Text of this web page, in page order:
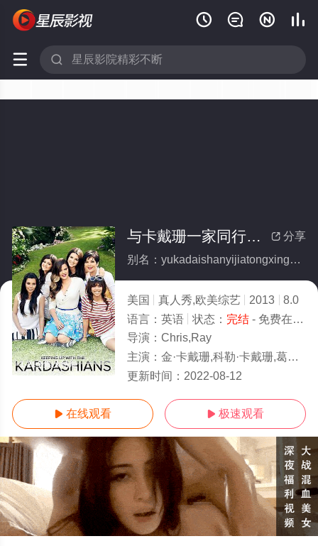
   
 
1-21全集/大结局
 分享
与卡戴珊一家同行第八季(全集)
别名：yukadaishanyijiatongxingdibaji
美国 真人秀,欧美综艺 2013
8.0
语言： 英语 状态： 完结- 免费在线观看
导演： Chris,Ray
主演： 金·卡戴珊,科勒·卡戴珊,葛妮·卡戴珊
更新时间： 2022-08-12
 在线观看  极速观看